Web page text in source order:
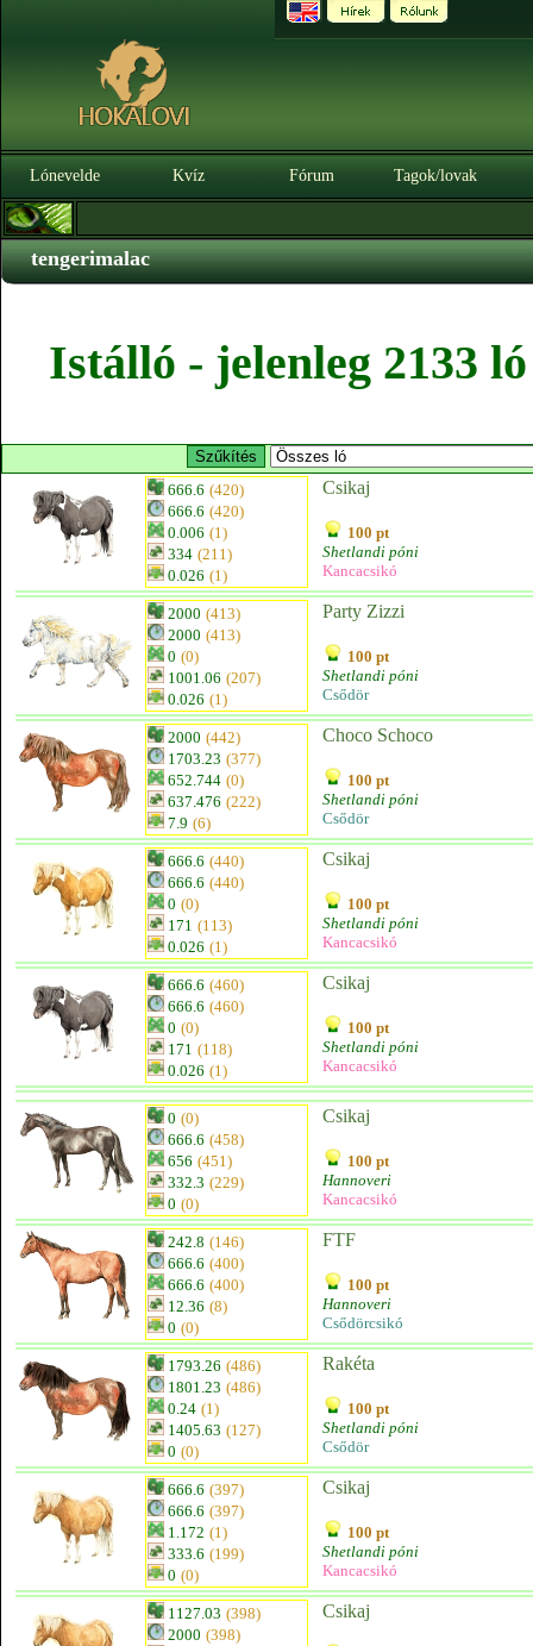
Lónevelde Kvíz Fórum Tagok/lovak
tengerimalac
Istálló - jelenleg 2133
666.6 (420)
666.6 (420)
0.006 (1)
334 (211)
0.026 (1)
Csikaj
100 pt
Shetlandi póni
Kancacsikó
2000 (413)
2000 (413)
0 (0)
1001.06 (207)
0.026 (1)
Party Zizzi
100 pt
Shetlandi póni
Csődör
2000 (442)
1703.23 (377)
652.744 (0)
637.476 (222)
7.9 (6)
Choco Schoco
100 pt
Shetlandi póni
Csődör
666.6 (440)
666.6 (440)
0 (0)
171 (113)
0.026 (1)
Csikaj
100 pt
Shetlandi póni
Kancacsikó
666.6 (460)
666.6 (460)
0 (0)
171 (118)
0.026 (1)
Csikaj
100 pt
Shetlandi póni
Kancacsikó
0 (0)
666.6 (458)
656 (451)
332.3 (229)
0 (0)
Csikaj
100 pt
Hannoveri
Kancacsikó
242.8 (146)
666.6 (400)
666.6 (400)
12.36 (8)
0 (0)
FTF
100 pt
Hannoveri
Csődörcsikó
1793.26 (486)
1801.23 (486)
0.24 (1)
1405.63 (127)
0 (0)
Rakéta
100 pt
Shetlandi póni
Csődör
666.6 (397)
666.6 (397)
1.172 (1)
333.6 (199)
0 (0)
Csikaj
100 pt
Shetlandi póni
Kancacsikó
1127.03 (398)
2000 (398)
Csikaj